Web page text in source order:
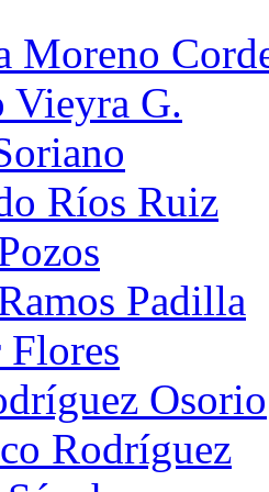
Moreno
Vieyra G.
Ríos Ruiz
Padilla
Flores
Osorio
Rodríguez